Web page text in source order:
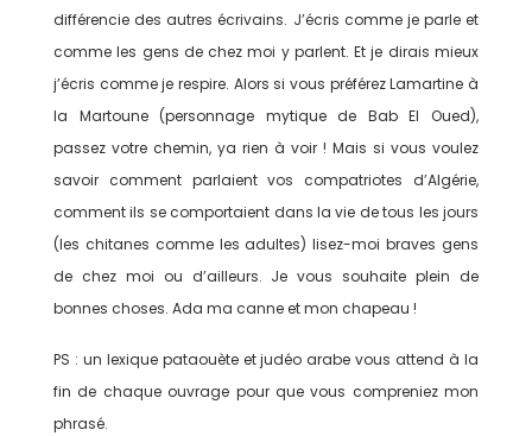
différencie des autres écrivains. J’écris comme je parle et
comme les gens de chez moi y parlent. Et je dirais mieux
j’écris comme je respire. Alors si vous préférez Lamartine à
la Martoune (personnage mytique de Bab El Oued),
passez votre chemin, ya rien à voir ! Mais si vous voulez
savoir comment parlaient vos compatriotes d’Algérie,
comment ils se comportaient dans la vie de tous les jours
(les chitanes comme les adultes) lisez-moi braves gens
de chez moi ou d’ailleurs. Je vous souhaite plein de
bonnes choses. Ada ma canne et mon chapeau !
PS : un lexique pataouète et judéo arabe vous attend à la
fin de chaque ouvrage pour que vous compreniez mon
phrasé.